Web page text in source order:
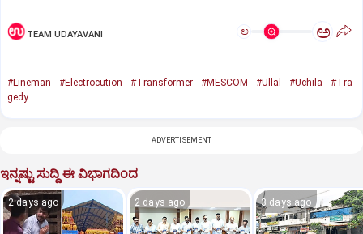
TEAM UDAYAVANI ಅ ಅ
#Lineman #Electrocution #Transformer #MESCOM #Ullal #Uchila
#Tra
gedy
ADVERTISEMENT
ಇನ್ನಷ್ಟು ಸುದ್ದಿ ಈ ವಿಭಾಗದಿಂದ
2 days ago 2 days ago 3 days ago